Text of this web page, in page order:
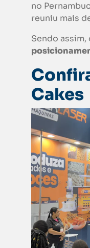
no
reuniu mais
Sendo
Cakes